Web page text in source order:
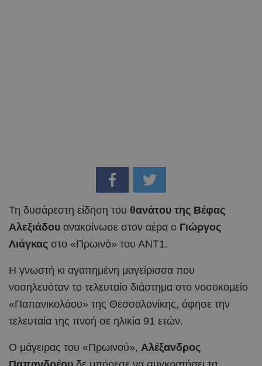
Τη δυσάρεστη είδηση του θανάτου της Βέφας
Αλεξιάδου ανακοίνωσε στον αέρα ο Γιώργος
Λιάγκας στο «Πρωινό» του ΑΝΤ1.
Η γνωστή κι αγαπημένη μαγείρισσα που
νοσηλευόταν το τελευταίο διάστημα στο νοσοκομείο
«Παπανικολάου» της Θεσσαλονίκης, άφησε την
τελευταία της πνοή σε ηλικία 91 ετών.
Ο μάγειρας του «Πρωινού», Αλέξανδρος